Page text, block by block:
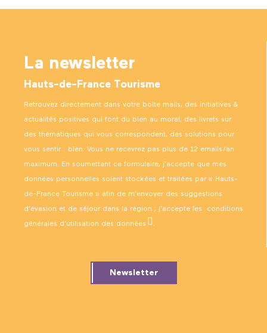
La newsletter
Hauts-de-France Tourisme
Retrouvez directement dans votre boîte mails, des initiatives &
actualités positives qui font du bien au moral, des livrets sur
des thématiques qui vous correspondent, des solutions pour
vous sentir… bien. Vous ne recevrez pas plus de 12 emails/an
maximum. En soumettant ce formulaire, j’accepte que mes
données personnelles soient stockées et traitées par « Hauts-
de-France Tourisme » afin de m’envoyer des suggestions
d’évasion et de séjour dans la région ; j’accepte les conditions
générales d’utilisation des données .
Newsletter